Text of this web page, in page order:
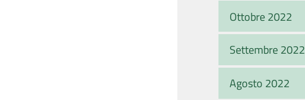
Ottobre 2022
Settembre 2022
Agosto 2022